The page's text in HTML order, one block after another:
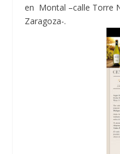
en Montal –calle Torre
Zaragoza-.